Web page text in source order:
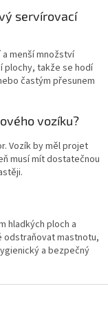
servírovací
menší množství
plochy, takže se hodí
častým přesunem
vozíku?
Vozík by měl projet
musí mít dostatečnou
hladkých ploch a
odstraňovat mastnotu,
a bezpečný